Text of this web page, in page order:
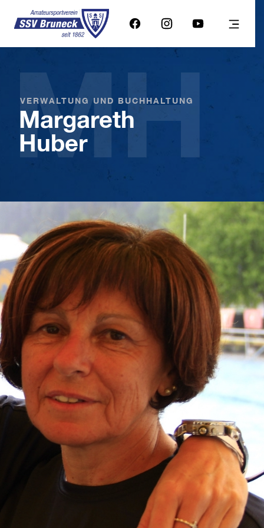
VERWALTUNG UND BUCHHALTUNG
Margareth
Huber
MH